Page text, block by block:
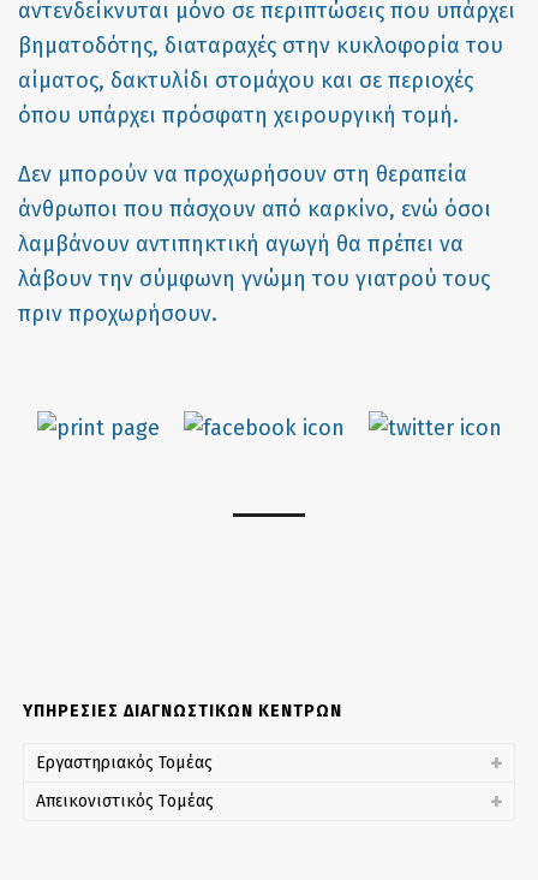
αντενδείκνυται μόνο σε περιπτώσεις που υπάρχει
βηματοδότης, διαταραχές στην κυκλοφορία του
αίματος, δακτυλίδι στομάχου και σε περιοχές
όπου υπάρχει πρόσφατη χειρουργική τομή.
Δεν μπορούν να προχωρήσουν στη θεραπεία
άνθρωποι που πάσχουν από καρκίνο, ενώ όσοι
λαμβάνουν αντιπηκτική αγωγή θα πρέπει να
λάβουν την σύμφωνη γνώμη του γιατρού τους
πριν προχωρήσουν.
ΥΠΗΡΕΣΙΕΣ ΔΙΑΓΝΩΣΤΙΚΩΝ ΚΕΝΤΡΩΝ
Εργαστηριακός Τομέας
Απεικονιστικός Tομέας